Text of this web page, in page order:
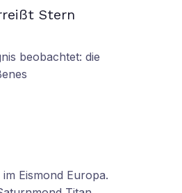
Stern
beobachtet: die
Eismond Europa.